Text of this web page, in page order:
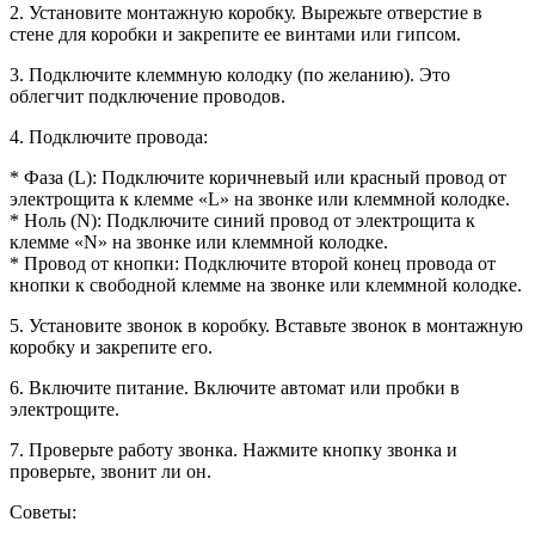
2. Установите монтажную коробку. Вырежьте отверстие в
стене для коробки и закрепите ее винтами или гипсом.
3. Подключите клеммную колодку (по желанию). Это
облегчит подключение проводов.
4. Подключите провода:
* Фаза (L): Подключите коричневый или красный провод от
электрощита к клемме «L» на звонке или клеммной колодке.
* Ноль (N): Подключите синий провод от электрощита к
клемме «N» на звонке или клеммной колодке.
* Провод от кнопки: Подключите второй конец провода от
кнопки к свободной клемме на звонке или клеммной колодке.
5. Установите звонок в коробку. Вставьте звонок в монтажную
коробку и закрепите его.
6. Включите питание. Включите автомат или пробки в
электрощите.
7. Проверьте работу звонка. Нажмите кнопку звонка и
проверьте, звонит ли он.
Советы: